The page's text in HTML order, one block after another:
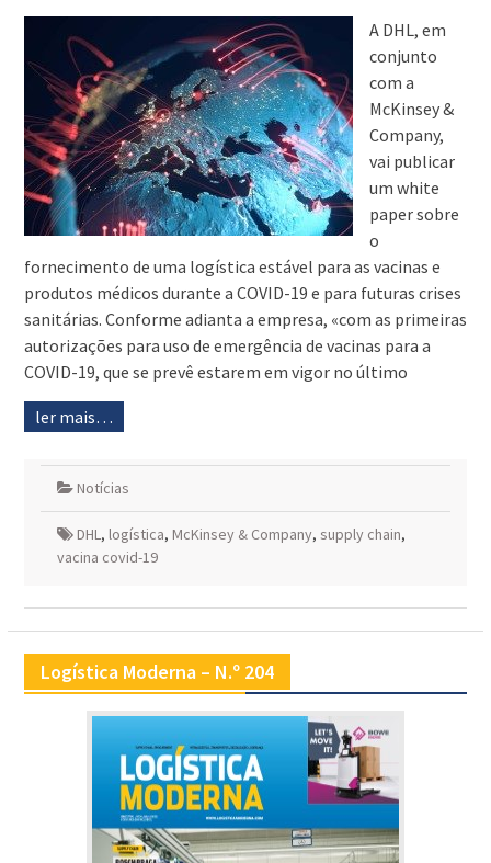
A DHL, em
conjunto
com a
McKinsey &
Company,
vai publicar
um white
paper sobre
o
fornecimento de uma logística estável para as vacinas e
produtos médicos durante a COVID-19 e para futuras crises
sanitárias. Conforme adianta a empresa, «com as primeiras
autorizações para uso de emergência de vacinas para a
COVID-19, que se prevê estarem em vigor no último
ler mais…
Notícias
DHL, logística, McKinsey & Company, supply chain,
vacina covid-19
Logística Moderna – N.º 204